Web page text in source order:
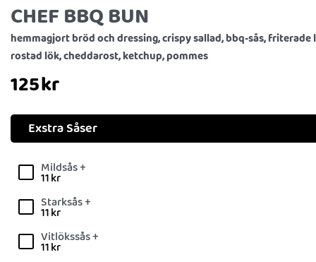
CHEF BBQ BUN
hemmagjort bröd och dressing, crispy sallad, bbq-sås, friterade
rostad lök, cheddarost, ketchup, pommes
125kr
Exstra Såser
Mildsås +
11kr
Starksås +
11kr
Vitlökssås +
11kr